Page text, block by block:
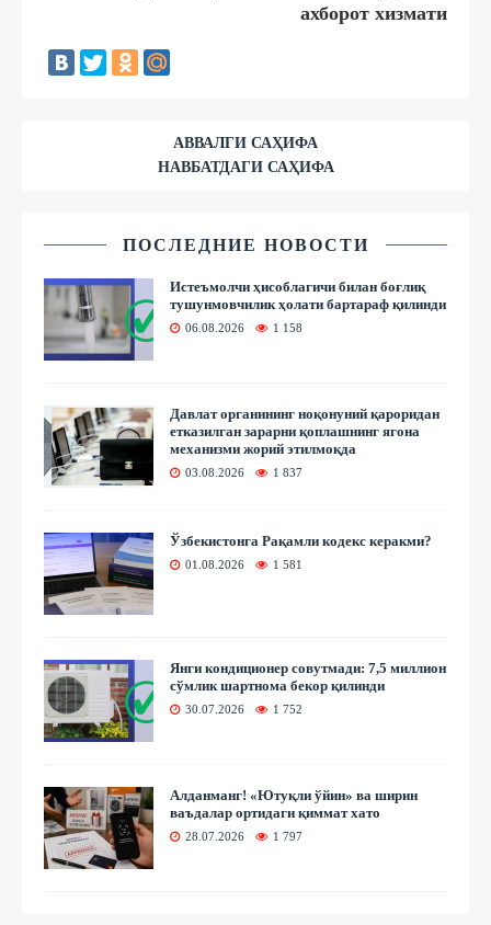
ахборот хизмати
АВВАЛГИ САҲИФА
НАВБАТДАГИ САҲИФА
ПОСЛЕДНИЕ НОВОСТИ
Истеъмолчи ҳисоблагичи билан боғлиқ
тушунмовчилик ҳолати бартараф қилинди
06.08.2026 1 158
Давлат органининг ноқонуний қароридан
етказилган зарарни қоплашнинг ягона
механизми жорий этилмоқда
03.08.2026 1 837
Ўзбекистонга Рақамли кодекс керакми?
01.08.2026 1 581
Янги кондиционер совутмади: 7,5 миллион
сўмлик шартнома бекор қилинди
30.07.2026 1 752
Алданманг! «Ютуқли ўйин» ва ширин
ваъдалар ортидаги қиммат хато
28.07.2026 1 797